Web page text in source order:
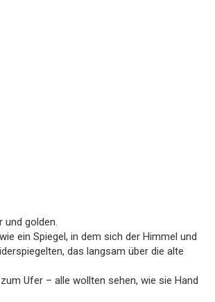
und golden.
ein Spiegel, in dem sich der Himmel und
das langsam über die alte
Ufer – alle wollten sehen, wie sie Hand